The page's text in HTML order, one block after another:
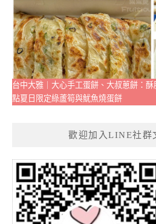
台中大雅｜大心手工蛋餅、大叔蔥餅：
點夏日限定綠蘆筍與魷魚燒蛋餅
歡迎加入LINE社群